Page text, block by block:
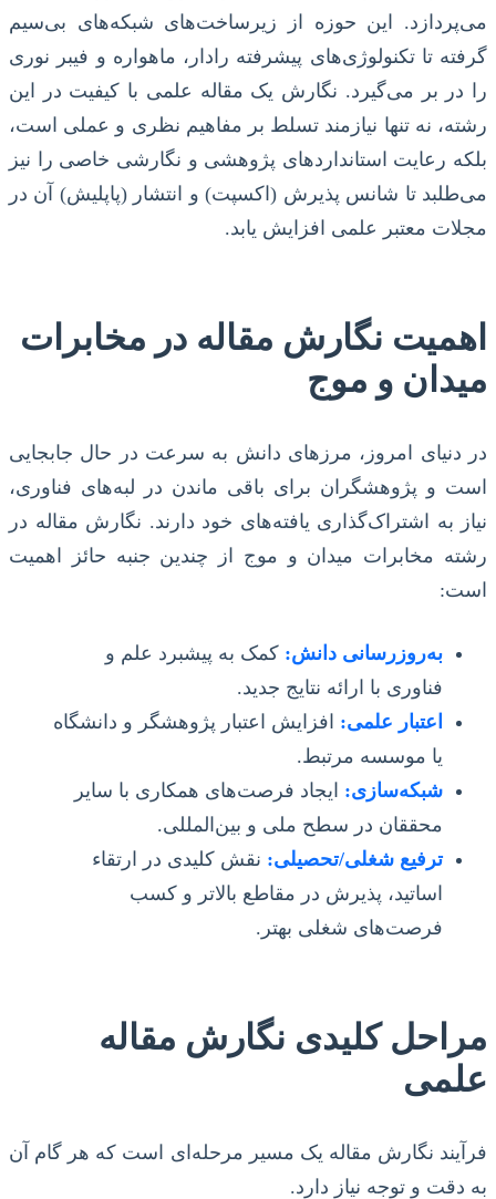
می‌پردازد. این حوزه از زیرساخت‌های شبکه‌های بی‌سیم
گرفته تا تکنولوژی‌های پیشرفته رادار، ماهواره و فیبر نوری
را در بر می‌گیرد. نگارش یک مقاله علمی با کیفیت در این
رشته، نه تنها نیازمند تسلط بر مفاهیم نظری و عملی است،
بلکه رعایت استانداردهای پژوهشی و نگارشی خاصی را نیز
می‌طلبد تا شانس پذیرش (اکسپت) و انتشار (پاپلیش) آن در
مجلات معتبر علمی افزایش یابد.
اهمیت نگارش مقاله در مخابرات
میدان و موج
در دنیای امروز، مرزهای دانش به سرعت در حال جابجایی
است و پژوهشگران برای باقی ماندن در لبه‌های فناوری،
نیاز به اشتراک‌گذاری یافته‌های خود دارند. نگارش مقاله در
رشته مخابرات میدان و موج از چندین جنبه حائز اهمیت
است:
به‌روزرسانی دانش: کمک به پیشبرد علم و
فناوری با ارائه نتایج جدید.
اعتبار علمی: افزایش اعتبار پژوهشگر و دانشگاه
یا موسسه مرتبط.
شبکه‌سازی: ایجاد فرصت‌های همکاری با سایر
محققان در سطح ملی و بین‌المللی.
ترفیع شغلی/تحصیلی: نقش کلیدی در ارتقاء
اساتید، پذیرش در مقاطع بالاتر و کسب
فرصت‌های شغلی بهتر.
مراحل کلیدی نگارش مقاله
علمی
فرآیند نگارش مقاله یک مسیر مرحله‌ای است که هر گام آن
به دقت و توجه نیاز دارد.